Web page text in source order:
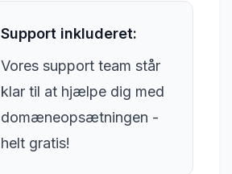
Support inkluderet:
Vores support team står
klar til at hjælpe dig med
domæneopsætningen -
helt gratis!